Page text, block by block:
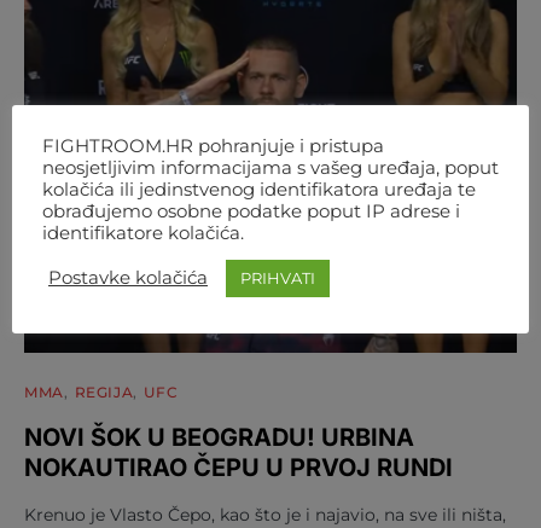
MMA REGIJA UFC
NOVI ŠOK U BEOGRADU! URBINA
NOKAUTIRAO ČEPU U PRVOJ RUNDI
Krenuo je Vlasto Čepo, kao što je i najavio, na sve ili ništa,
FIGHTROOM.HR pohranjuje i pristupa
neosjetljivim informacijama s vašeg uređaja, poput
kolačića ili jedinstvenog identifikatora uređaja te
obrađujemo osobne podatke poput IP adrese i
identifikatore kolačića.
Postavke kolačića PRIHVATI